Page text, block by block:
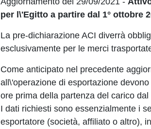
per l\'Egitto a partire dal 1° ottobre
La pre-dichiarazione ACI diverrà
esclusivamente per le merci
Come anticipato nel precedente
all\'operazione di esportazione
ore prima della partenza del carico
I dati richiesti sono essenzialmente i
esportatore (società, affiliato o altro),